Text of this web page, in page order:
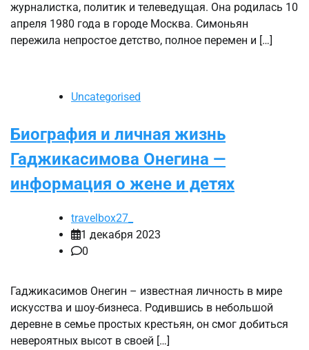
журналистка, политик и телеведущая. Она родилась 10
апреля 1980 года в городе Москва. Симоньян
пережила непростое детство, полное перемен и […]
Uncategorised
Биография и личная жизнь
Гаджикасимова Онегина —
информация о жене и детях
travelbox27_
1 декабря 2023
0
Гаджикасимов Онегин – известная личность в мире
искусства и шоу-бизнеса. Родившись в небольшой
деревне в семье простых крестьян, он смог добиться
невероятных высот в своей […]